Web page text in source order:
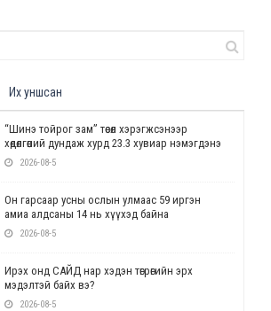
Их уншсан
“Шинэ тойрог зам” төсөл хэрэгжсэнээр
хөдөлгөөний дундаж хурд 23.3 хувиар нэмэгдэнэ
2026-08-5
Он гарсаар усны ослын улмаас 59 иргэн
амиа алдсаны 14 нь хүүхэд байна
2026-08-5
Ирэх онд САЙД нар хэдэн төгрөгийн эрх
мэдэлтэй байх вэ?
2026-08-5